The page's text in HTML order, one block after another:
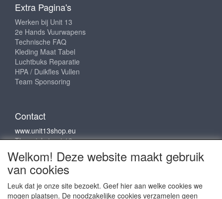
Extra Pagina's
Werken bij Unit 13
2e Hands Vuurwapens
Technische FAQ
Kleding Maat Tabel
Luchtbuks Reparatie
HPA / Duikfles Vullen
Team Sponsoring
Contact
www.unit13shop.eu
Thermiekstraat 12
6361 HB Nuth
info@unit13shop.eu
Welkom! Deze website maakt gebruik
van cookies
Leuk dat je onze site bezoekt. Geef hier aan welke cookies we
mogen plaatsen. De noodzakelijke cookies verzamelen geen